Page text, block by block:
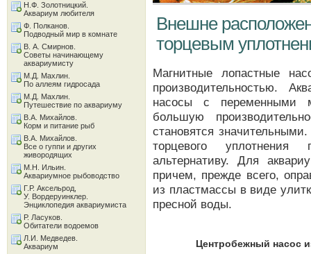
Внешне
торцевым
Магнитные лопастные
производительностью.
насосы с переменными
большую
становятся
торцевого
альтернативу. Для
причем, прежде всего,
из пластмассы в виде
пресной воды.
Центробежный насос
Н.Ф. Золотницкий.
Аквариум любителя
Ф. Полканов.
Подводный мир в комнате
В. А. Смирнов.
Советы начинающему
аквариумисту
М.Д. Махлин.
По аллеям гидросада
М.Д. Махлин.
Путешествие по аквариуму
В.А. Михайлов.
Корм и питание рыб
В.А. Михайлов.
Все о гуппи и других
живородящих
М.Н. Ильин.
Аквариумное рыбоводство
Г.Р. Аксельрод,
У. Вордеруинклер.
Энциклопедия аквариумиста
Р. Ласуков.
Обитатели водоемов
Л.И. Медведев.
Аквариум